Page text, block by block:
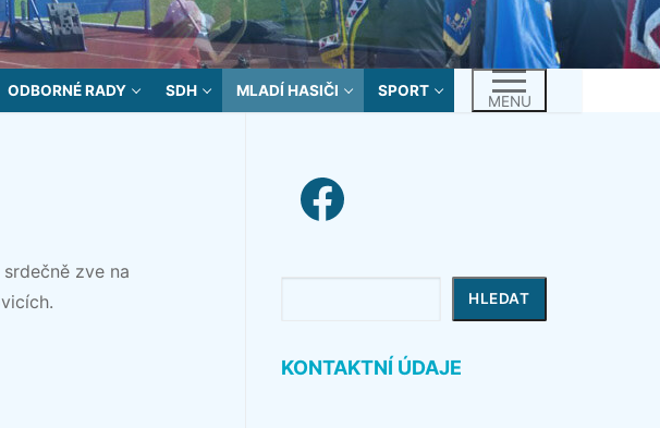
ODBORNÉ RADY SDH MLADÍ HASIČI SPORT
MENU
zve na
facebook link
HLEDAT
KONTAKTNÍ ÚDAJE